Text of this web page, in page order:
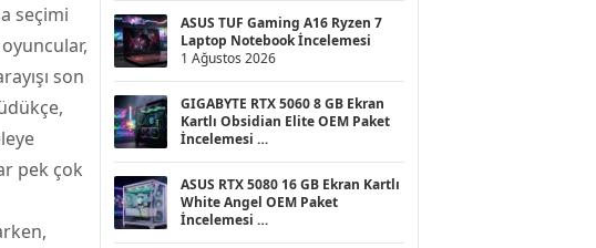
seçimi
son
pek çok
ASUS TUF Gaming A16 Ryzen 7
Laptop Notebook İncelemesi
1 Ağustos 2026
GIGABYTE RTX 5060 8 GB Ekran
Kartlı Obsidian Elite OEM Paket
İncelemesi
ASUS RTX 5080 16 GB Ekran Kartlı
White Angel OEM Paket
İncelemesi